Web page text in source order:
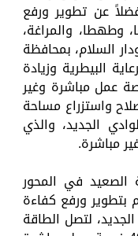
عن تطوير ورفع
وطهطا، والمراغة،
السلام، بمحافظة
البيطرية وزيادة
الحيواني، وتتيح نحو 400 فرصة عمل مباشرة وغير
واستزراع مساحة
الجديد، والذي
في المحور
بتطوير ورفع كفاءة
لتصل الطاقة